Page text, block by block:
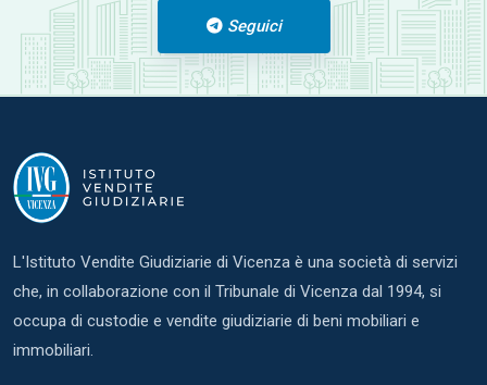
Seguici
L'Istituto Vendite Giudiziarie di Vicenza è una società di servizi
che, in collaborazione con il Tribunale di Vicenza dal 1994, si
occupa di custodie e vendite giudiziarie di beni mobiliari e
immobiliari.